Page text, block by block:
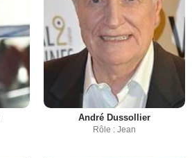
André Dussollier
Rôle : Jean